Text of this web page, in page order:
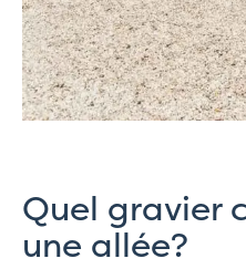
Quel gravier
une allée?